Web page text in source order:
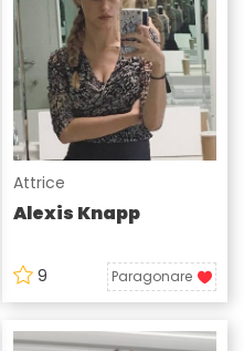
Attrice
Alexis Knapp
9 Paragonare